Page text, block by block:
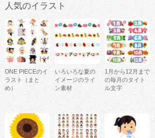
人気のイラスト
ONE PIECEのイ
ラスト（まと
め）
いろいろな夏の
イメージのライ
ン素材
1月から12月まで
の毎月のタイト
ル文字